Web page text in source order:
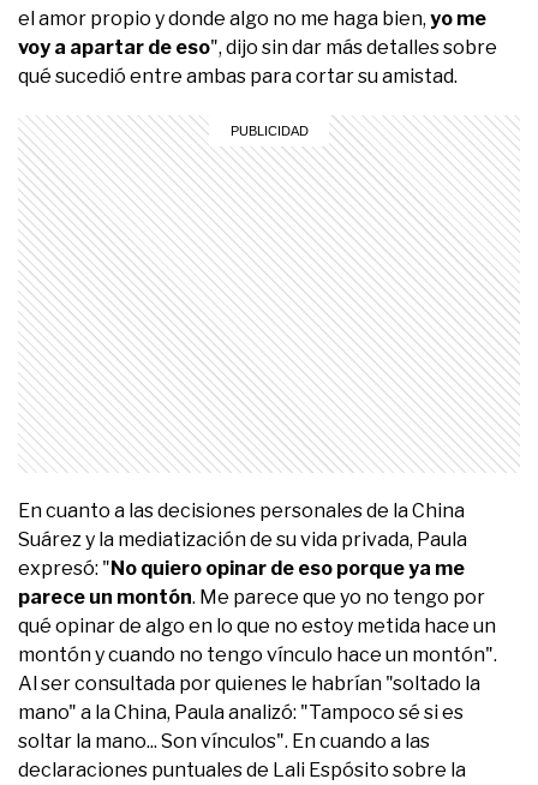
el amor propio y donde algo no me haga bien, yo me
voy a apartar de eso", dijo sin dar más detalles sobre
qué sucedió entre ambas para cortar su amistad.
En cuanto a las decisiones personales de la China
Suárez y la mediatización de su vida privada, Paula
expresó: "No quiero opinar de eso porque ya me
parece un montón. Me parece que yo no tengo por
qué opinar de algo en lo que no estoy metida hace un
montón y cuando no tengo vínculo hace un montón".
Al ser consultada por quienes le habrían "soltado la
mano" a la China, Paula analizó: "Tampoco sé si es
soltar la mano... Son vínculos". En cuando a las
declaraciones puntuales de Lali Espósito sobre la